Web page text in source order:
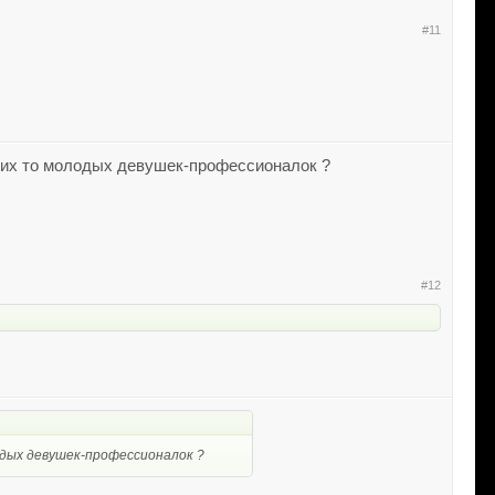
#11
то молодых девушек-профессионалок ?
#12
девушек-профессионалок ?